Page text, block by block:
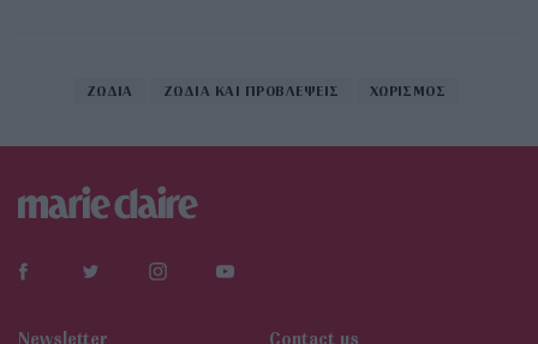
ΖΩΔΙΑ ΖΩΔΙΑ ΚΑΙ ΠΡΟΒΛΕΨΕΙΣ ΧΩΡΙΣΜΟΣ
Newsletter Contact us